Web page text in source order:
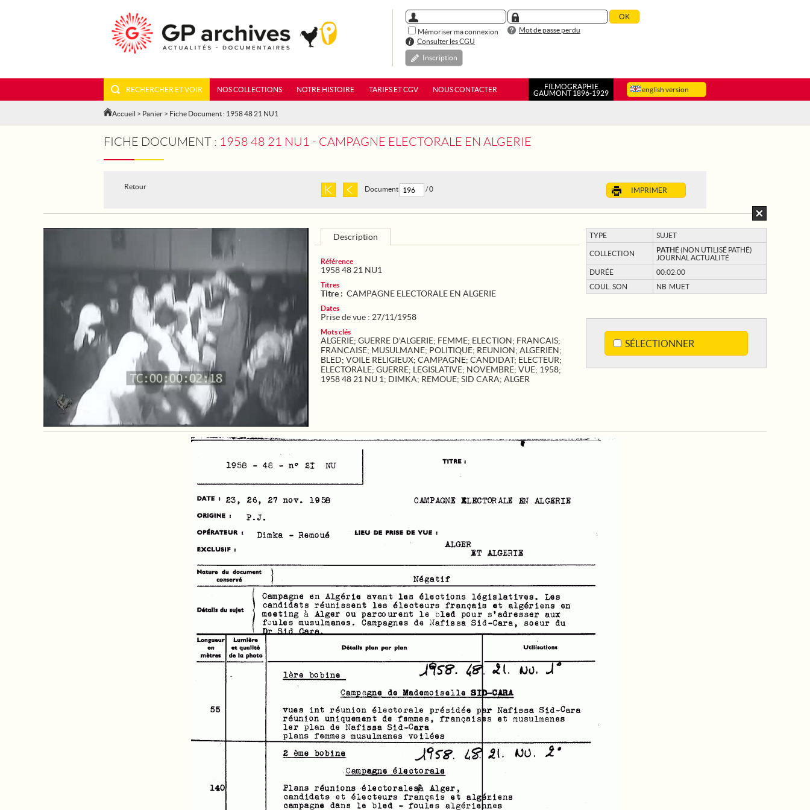
Mémoriser ma connexion
Mot de passe perdu
Consulter les CGU
Inscription
english version
RECHERCHER ET VOIR NOS COLLECTIONS NOTRE HISTOIRE TARIFS ET CGV NOUS CONTACTER
FILMOGRAPHIE
GAUMONT 1896-1929
Accueil > Panier > Fiche Document : 1958 48 21 NU1
FICHE DOCUMENT : 1958 48 21 NU1 - CAMPAGNE ELECTORALE EN ALGERIE
Retour IMPRIMER
Document / 0
TYPE SUJET
COLLECTION PATHÉ(NON UTILISÉ PATHÉ)
JOURNAL ACTUALITÉ
DURÉE
00:02:00
COUL. SON
NB MUET
SÉLECTIONNER
Description
Référence
1958 48 21 NU1
Titres
Titre : CAMPAGNE ELECTORALE EN ALGERIE
Dates
Prise de vue : 27/11/1958
Mots clés
ALGERIE; GUERRE D'ALGERIE; FEMME; ELECTION; FRANCAIS;
FRANCAISE; MUSULMANE; POLITIQUE; REUNION; ALGERIEN;
BLED; VOILE RELIGIEUX; CAMPAGNE; CANDIDAT; ELECTEUR;
ELECTORALE; GUERRE; LEGISLATIVE; NOVEMBRE; VUE; 1958;
1958 48 21 NU 1; DIMKA; REMOUE; SID CARA; ALGER